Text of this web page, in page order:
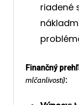
riadené
Finančný
mlčanlivosti):